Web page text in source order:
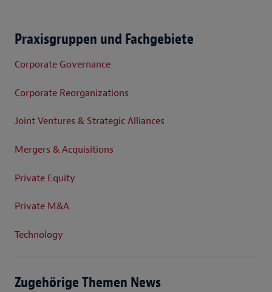
Praxisgruppen und Fachgebiete
Corporate Governance
Corporate Reorganizations
Joint Ventures & Strategic Alliances
Mergers & Acquisitions
Private Equity
Private M&A
Technology
Zugehörige Themen News